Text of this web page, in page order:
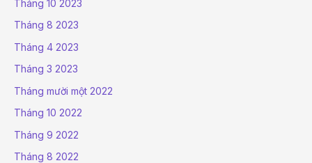
Tháng 10 2023
Tháng 8 2023
Tháng 4 2023
Tháng 3 2023
Tháng mười một 2022
Tháng 10 2022
Tháng 9 2022
Tháng 8 2022